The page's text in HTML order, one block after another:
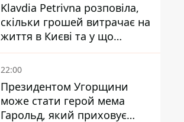
Klavdia Petrivna розповіла,
скільки грошей витрачає на
життя в Києві та у що
вкладає мільйони
22:00
Президентом Угорщини
може стати герой мема
Гарольд, який приховує